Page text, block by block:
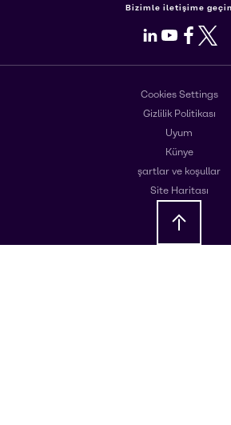
Bizimle iletişime geçin
LinkedIn
Youtube
X
Cookies Settings
Gizlilik Politikası
Uyum
Künye
şartlar ve koşullar
Site Haritası